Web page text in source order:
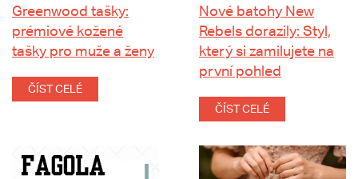
Greenwood tašky:
prémiové kožené
tašky pro muže a ženy
ČÍST CELÉ
Nové batohy New
Rebels dorazily: Styl,
který si zamilujete na
první pohled
ČÍST CELÉ